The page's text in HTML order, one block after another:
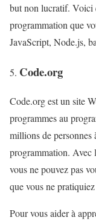
but non lucratif. Voici
programmation que
JavaScript, Node.js,
Code.org
Code.org est un site
programmes au
millions de personnes
programmation. Avec
vous ne pouvez pas
que vous ne pratiquiez
Pour vous aider à